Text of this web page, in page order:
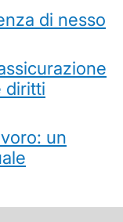
di nesso
diritti
un